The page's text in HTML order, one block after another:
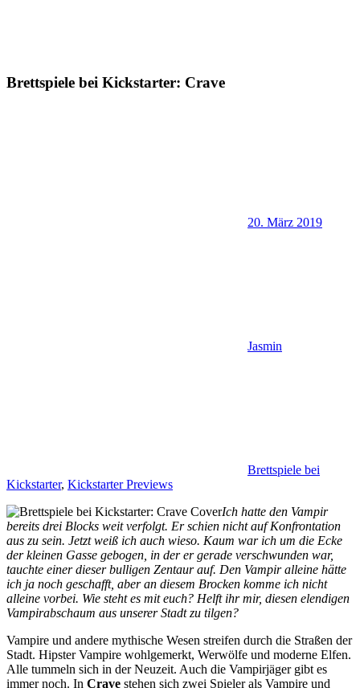
Brettspiele bei Kickstarter: Crave
20. März 2019
Jasmin
Brettspiele bei
Kickstarter, Kickstarter Previews
Ich hatte den Vampir
bereits drei Blocks weit verfolgt. Er schien nicht auf Konfrontation
aus zu sein. Jetzt weiß ich auch wieso. Kaum war ich um die Ecke
der kleinen Gasse gebogen, in der er gerade verschwunden war,
tauchte einer dieser bulligen Zentaur auf. Den Vampir alleine hätte
ich ja noch geschafft, aber an diesem Brocken komme ich nicht
alleine vorbei. Wie steht es mit euch? Helft ihr mir, diesen elendigen
Vampirabschaum aus unserer Stadt zu tilgen?
Vampire und andere mythische Wesen streifen durch die Straßen der
Stadt. Hipster Vampire wohlgemerkt, Werwölfe und moderne Elfen.
Alle tummeln sich in der Neuzeit. Auch die Vampirjäger gibt es
immer noch. In Crave stehen sich zwei Spieler als Vampire und